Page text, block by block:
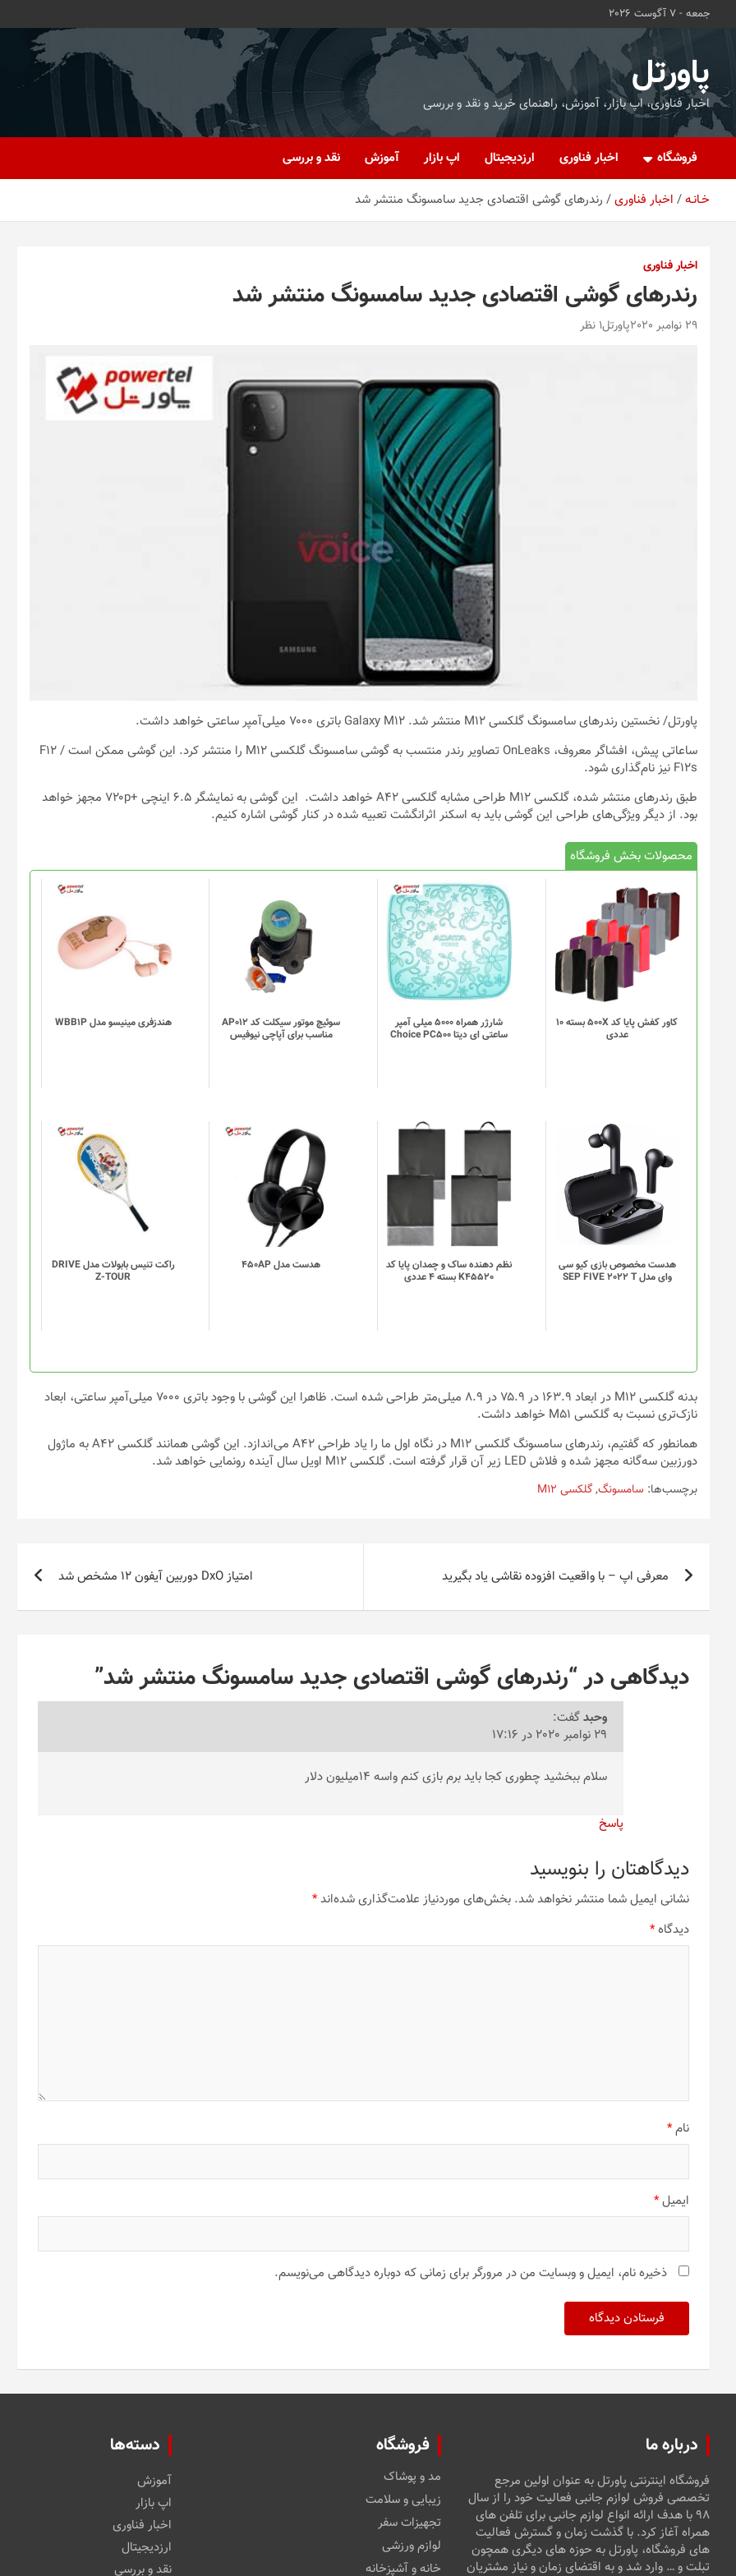
جمعه - 7 آگوست 2026
پاورتل
اخبار فناوری، اپ بازار، آموزش، راهنمای خرید و نقد و بررسی
فروشگاه اخبار فناوری ارزدیجیتال اپ بازار آموزش نقد و بررسی
خـانـه اخبار فناوری رندرهای گوشی اقتصادی جدید سامسونگ منتشر شد
اخبار فناوری
رندرهای گوشی اقتصادی جدید سامسونگ منتشر شد
29 نوامبر 2020 پاورتل۱ نظر
پاورتل/ نخستین رندرهای سامسونگ گلکسی M12 منتشر شد. Galaxy M12 باتری ۷۰۰۰ میلی‌آمپر ساعتی خواهد داشت.
ساعاتی پیش، افشاگر معروف، OnLeaks تصاویر رندر منتسب به گوشی سامسونگ گلکسی M12 را منتشر کرد. این گوشی ممکن است F12 /
F12s نیز نام‌گذاری شود.
طبق رندرهای منتشر شده، گلکسی M12 طراحی مشابه گلکسی A42 خواهد داشت. این گوشی به نمایشگر ۶.۵ اینچی +۷۲۰p مجهز خواهد
بود. از دیگر ویژگی‌های طراحی این گوشی باید به اسکنر اثرانگشت تعبیه شده در کنار گوشی اشاره کنیم.
محصولات بخش فروشگاه
کاور کفش پایا کد 500X بسته 10
عددی
شارژر همراه 5000 میلی آمپر
ساعتی ای دیتا Choice PC500
سوئیچ موتور سیکلت کد AP012
مناسب برای آپاچی نیوفیس
هندزفری مینیسو مدل WBB1P
هدست مخصوص بازی کیو سی
وای مدل SEP FIVE 2022 T
این
دارای
انواع
مختلفی
می
باشد.
گزینه
ها
محصول
انتخاب
شوند
نظم دهنده ساک و چمدان پایا کد
K45520 بسته 4 عددی
دارای
انواع
می
باشد.
گزینه
ها
محصول
انتخاب
شوند
هدست مدل 450AP
راکت تنیس بابولات مدل DRIVE
Z-TOUR
بدنه گلکسی M12 در ابعاد ۱۶۳.۹ در ۷۵.۹ در ۸.۹ میلی‌متر طراحی شده است. ظاهرا این گوشی با وجود باتری ۷۰۰۰ میلی‌آمپر ساعتی، ابعاد
نازک‌تری نسبت به گلکسی M51 خواهد داشت.
همانطور که گفتیم، رندرهای سامسونگ گلکسی M12 در نگاه اول ما را یاد طراحی A42 می‌اندازد. این گوشی همانند گلکسی A42 به ماژول
دورزبین سه‌گانه مجهز شده و فلاش LED زیر آن قرار گرفته است. گلکسی M12 اویل سال آینده رونمایی خواهد شد.
برچسب‌ها: سامسونگ,گلکسی M12
راهبری
نوشتهمعرفی اپ – با واقعیت افزوده نقاشی یاد بگیرید امتیاز DxO دوربین آیفون ۱۲ مشخص شد
دیدگاهی در “رندرهای گوشی اقتصادی جدید سامسونگ منتشر شد”
وحبدگفت:
29 نوامبر 2020 در 17:16
سلام ببخشید چطوری کجا باید برم بازی کنم واسه 14میلیون دلار
پاسخ
دیدگاهتان را بنویسید
نشانی ایمیل شما منتشر نخواهد شد. بخش‌های موردنیاز علامت‌گذاری شده‌اند*
دیدگاه*
نام*
ایمیل*
ذخیره نام، ایمیل و وبسایت من در مرورگر برای زمانی که دوباره دیدگاهی می‌نویسم.
درباره ما
فروشگاه اینترنتی پاورتل به عنوان اولین مرجع
تخصصی فروش لوازم جانبی فعالیت خود را از سال
۹۸ با هدف ارائه انواع لوازم جانبی برای تلفن های
همراه آغاز کرد. با گذشت زمان و گسترش فعالیت
های فروشگاه، پاورتل به حوزه های دیگری همچون
تبلت و … وارد شد و به اقتضای زمان و نیاز مشتریان
فروشگاه
مد و پوشاک
زیبایی و سلامت
تجهیزات سفر
لوازم ورزشی
خانه و آشپزخانه
دسته‌ها
آموزش
اپ بازار
اخبار فناوری
ارزدیجیتال
نقد و بررسی